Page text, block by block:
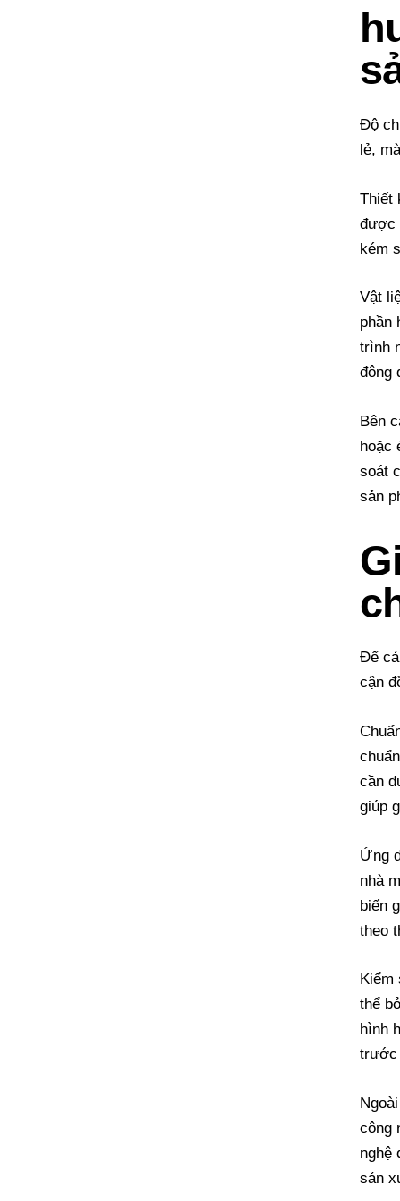
Độ
lẻ,
Thiết
được
kém
Vật
phần
trình
đông
Bên
hoặc
soát
sản
Để
cận
cần
giúp
Ứng
nhà
biến
theo
thể
hình
trước
công
nghệ
sản